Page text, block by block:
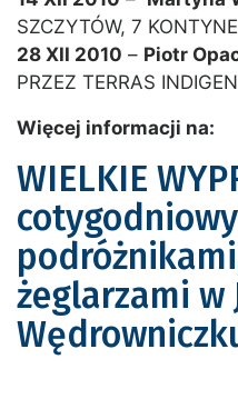
SZCZYTÓW, 7
28 XII 2010 – Piotr
PRZEZ TERRAS
Więcej informacji na:
WIELKIE
żeglarzami w